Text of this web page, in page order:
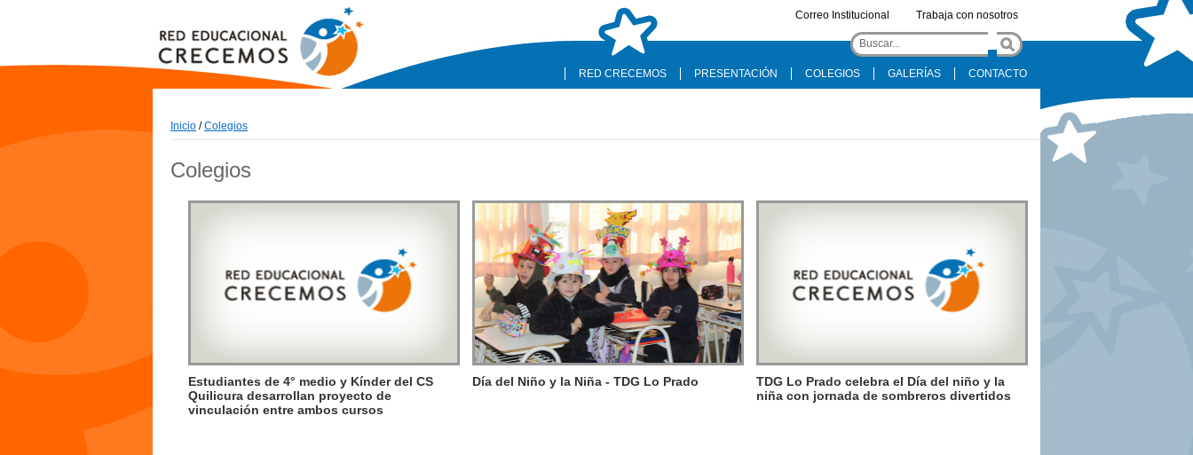
Correo Institucional Trabaja con nosotros
RED CRECEMOS PRESENTACIÓN COLEGIOS GALERÍAS CONTACTO
Inicio /Colegios
Colegios
Estudiantes de 4° medio y Kínder del CS
Quilicura desarrollan proyecto de
vinculación entre ambos cursos
Día del Niño y la Niña - TDG Lo Prado
TDG Lo Prado celebra el Día del niño y la
niña con jornada de sombreros divertidos